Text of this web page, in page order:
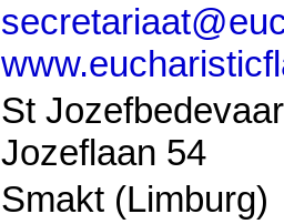
St
Jozeflaan 54
Smakt (Limburg)